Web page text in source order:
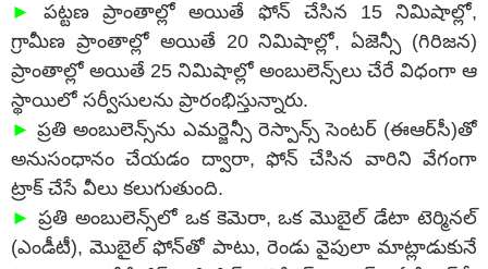
►
పట్టణ ప్రాంతాల్లో అయితే ఫోన్‌ చేసిన 15 నిమిషాల్లో,
గ్రామీణ ప్రాంతాల్లో అయితే 20 నిమిషాల్లో, ఏజెన్సీ (గిరిజన)
ప్రాంతాల్లో అయితే 25 నిమిషాల్లో అంబులెన్స్‌లు చేరే విధంగా ఆ
స్థాయిలో సర్వీసులను ప్రారంభిస్తున్నారు.
► ప్రతి అంబులెన్స్‌ను ఎమర్జెన్సీ రెస్పాన్స్‌ సెంటర్‌ (ఈఆర్‌సీ)తో
అనుసంధానం చేయడం ద్వారా, ఫోన్‌ చేసిన వారిని వేగంగా
ట్రాక్‌ చేసే వీలు కలుగుతుంది.
► ప్రతి అంబులెన్స్‌లో ఒక కెమెరా, ఒక మొబైల్‌ డేటా టెర్మినల్‌
(ఎండీటీ), మొబైల్‌ ఫోన్‌తో పాటు, రెండు వైపులా మాట్లాడుకునే